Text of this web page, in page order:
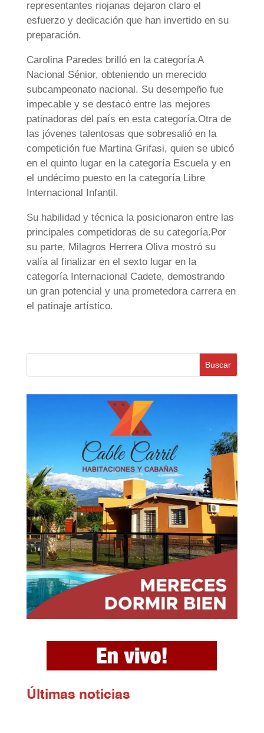
representantes riojanas dejaron claro el
esfuerzo y dedicación que han invertido en su
preparación.
Carolina Paredes brilló en la categoría A
Nacional Sénior, obteniendo un merecido
subcampeonato nacional. Su desempeño fue
impecable y se destacó entre las mejores
patinadoras del país en esta categoría.Otra de
las jóvenes talentosas que sobresalió en la
competición fue Martina Grifasi, quien se ubicó
en el quinto lugar en la categoría Escuela y en
el undécimo puesto en la categoría Libre
Internacional Infantil.
Su habilidad y técnica la posicionaron entre las
principales competidoras de su categoría.Por
su parte, Milagros Herrera Oliva mostró su
valía al finalizar en el sexto lugar en la
categoría Internacional Cadete, demostrando
un gran potencial y una prometedora carrera en
el patinaje artístico.
Buscar
Ú ltimas noticias